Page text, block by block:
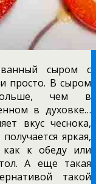
сыром с
просто. В сыром
чем в
в духовке…
вкус чеснока,
яркая,
к обеду или
А еще такая
такой